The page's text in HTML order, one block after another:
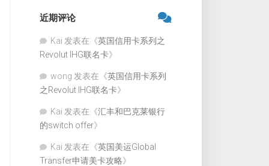
近期评论
Kai 发表在《英国信用卡系列之
Revolut IHG联名卡》
wong 发表在《英国信用卡系列
之Revolut IHG联名卡》
Kai 发表在《汇丰和巴克莱银行
的switch offer》
Kai 发表在《英国美运Global
Transfer申请美卡攻略》